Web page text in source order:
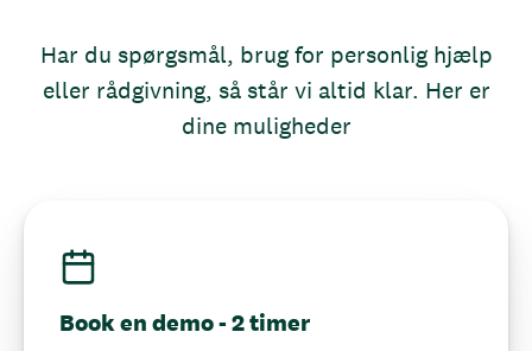
Har du spørgsmål, brug for personlig hjælp
eller rådgivning, så står vi altid klar. Her er
dine muligheder
Book en demo - 2 timer